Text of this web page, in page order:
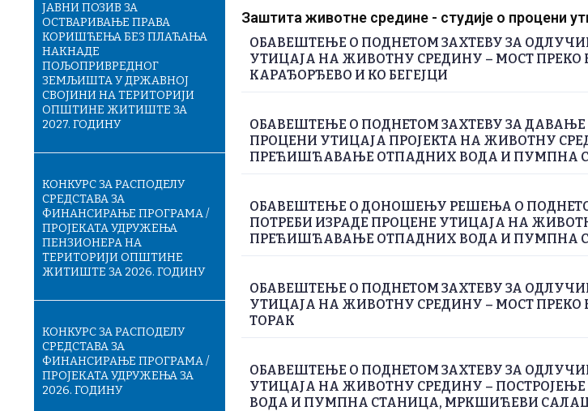
ЈАВНИ ПОЗИВ ЗА
ОСТВАРИВАЊЕ ПРАВА
КОРИШЋЕЊА БЕЗ ПЛАЋАЊА
НАКНАДЕ
ПОЉОПРИВРЕДНОГ
ЗЕМЉИШТА У ДРЖАВНОЈ
СВОЈИНИ НА ТЕРИТОРИЈИ
ОПШТИНЕ ЖИТИШТЕ ЗА
2027. ГОДИНУ
КОНКУРС ЗА РАСПОДЕЛУ
СРЕДСТАВА ЗА
ФИНАНСИРАЊЕ ПРОГРАМА /
ПРОЈЕКАТА УДРУЖЕЊА
ПЕНЗИОНЕРА НА
ТЕРИТОРИЈИ ОПШТИНЕ
ЖИТИШТЕ ЗА 2026. ГОДИНУ
КОНКУРС ЗА РАСПОДЕЛУ
СРЕДСТАВА ЗА
ФИНАНСИРАЊЕ ПРОГРАМА /
ПРОЈЕКАТА УДРУЖЕЊА ЗА
2026. ГОДИНУ
Заштита животне средине - студије о процени
ОБАВЕШТЕЊЕ О ПОДНЕТОМ ЗАХТЕВУ ЗА
УТИЦАЈА НА ЖИВОТНУ СРЕДИНУ – МОСТ ПРЕКО
КАРАЂОРЂЕВО И КО БЕГЕЈЦИ
ОБАВЕШТЕЊЕ О ПОДНЕТОМ ЗАХТЕВУ ЗА ДАВАЊЕ
ПРОЦЕНИ УТИЦАЈА ПРОЈЕКТА НА ЖИВОТНУ
ПРЕЋИШЋАВАЊЕ ОТПАДНИХ ВОДА И ПУМПНА
ОБАВЕШТЕЊЕ О ДОНОШЕЊУ РЕШЕЊА О
ПОТРЕБИ ИЗРАДЕ ПРОЦЕНЕ УТИЦАЈА НА
ПРЕЋИШЋАВАЊЕ ОТПАДНИХ ВОДА И ПУМПНА
ОБАВЕШТЕЊЕ О ПОДНЕТОМ ЗАХТЕВУ ЗА
УТИЦАЈА НА ЖИВОТНУ СРЕДИНУ – МОСТ ПРЕКО
ТОРАК
ОБАВЕШТЕЊЕ О ПОДНЕТОМ ЗАХТЕВУ ЗА
УТИЦАЈА НА ЖИВОТНУ СРЕДИНУ –
ВОДА И ПУМПНА СТАНИЦА, МРКШИЋЕВИ